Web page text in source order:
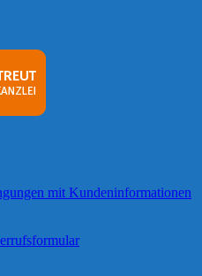
mit Kundeninformationen